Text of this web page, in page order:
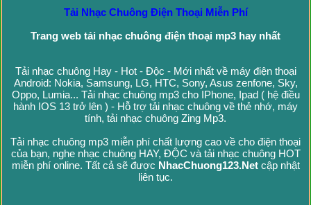
Tải Nhạc Chuông Điện Thoại Miễn Phí
Trang web tải nhạc chuông điện thoại mp3 hay nhất
Tải nhạc chuông Hay - Hot - Độc - Mới nhất về máy điện thoại
Android: Nokia, Samsung, LG, HTC, Sony, Asus zenfone, Sky,
Oppo, Lumia... Tải nhạc chuông mp3 cho IPhone, Ipad ( hệ điều
hành IOS 13 trở lên ) - Hỗ trợ tải nhạc chuông về thẻ nhớ, máy
tính, tải nhạc chuông Zing Mp3.
Tải nhạc chuông mp3 miễn phí chất lượng cao về cho điện thoại
của bạn, nghe nhạc chuông HAY, ĐỘC và tải nhạc chuông HOT
miễn phí online. Tất cả sẽ được NhacChuong123.Netcập nhật
liên tục.